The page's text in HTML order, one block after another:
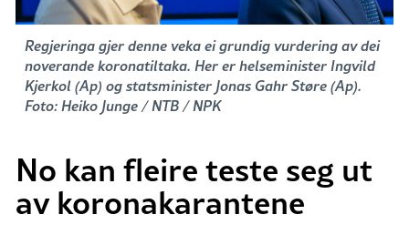
Regjeringa gjer denne veka ei grundig vurdering av dei
noverande koronatiltaka. Her er helseminister Ingvild
Kjerkol (Ap) og statsminister Jonas Gahr Støre (Ap).
Foto: Heiko Junge / NTB / NPK
No kan fleire teste seg ut
av koronakarantene